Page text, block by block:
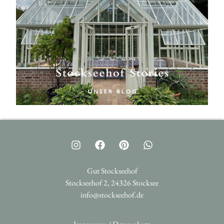
Gut Stockseehof
Stockseehof 2, 24326 Stocksee
info@stockseehof.de